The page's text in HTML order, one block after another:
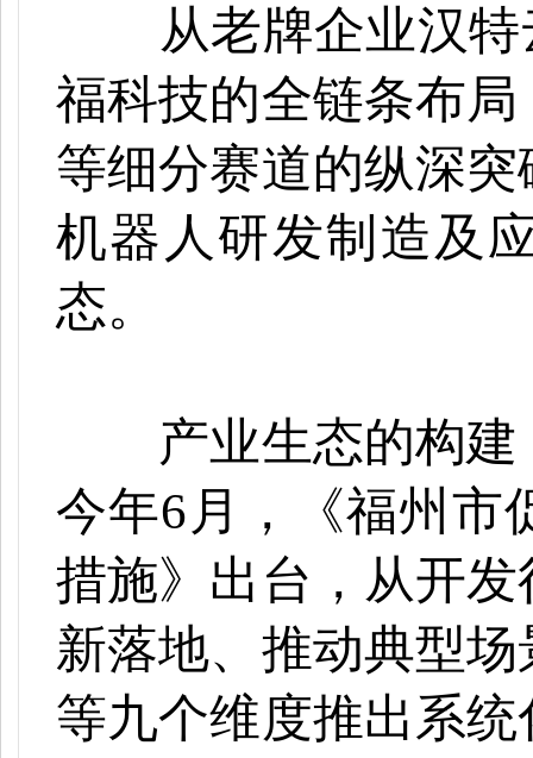
从老牌企业汉特
福科技的全链条布
等细分赛道的纵深
机器人研发制造及
态。
产业生态的构建
今年6月，《福州市
措施》出台，从开
新落地、推动典型
等九个维度推出系